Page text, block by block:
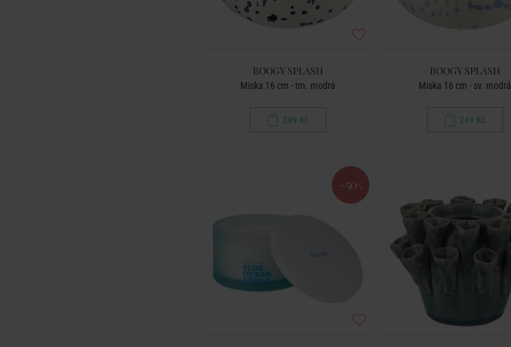
BOOGY SPLASH
Miska 16 cm - tm. modrá
249 Kč
BOOGY SPLASH
Miska 16 cm - sv. modrá
249 Kč
-50 %